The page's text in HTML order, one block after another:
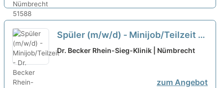
Spüler (m/w/d) - Minijob/Teilzeit -
Dr. Becker Rhein-Sieg-Klinik neu
Dr. Becker Rhein-Sieg-Klinik | Nümbrecht
zum Angebot